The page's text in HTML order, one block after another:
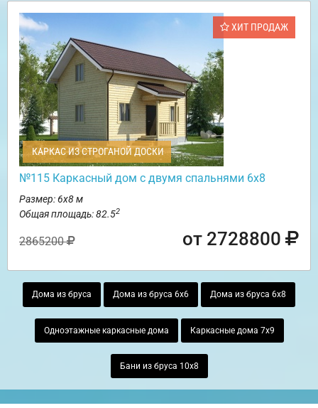
ХИТ ПРОДАЖ
КАРКАС ИЗ СТРОГАНОЙ ДОСКИ
№115 Каркасный дом с двумя спальнями 6х8
Размер: 6х8 м
Общая площадь: 82.52
2865200 от 2728800
Дома из бруса Дома из бруса 6х6 Дома из бруса 6х8
Одноэтажные каркасные дома Каркасные дома 7х9
Бани из бруса 10х8